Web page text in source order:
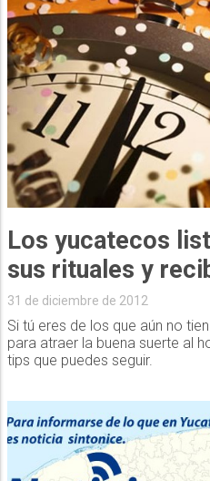
Los yucatecos
sus rituales y
31 de diciembre de 2012
Si tú eres de los que aún no
para atraer la buena suerte al
tips que puedes seguir.